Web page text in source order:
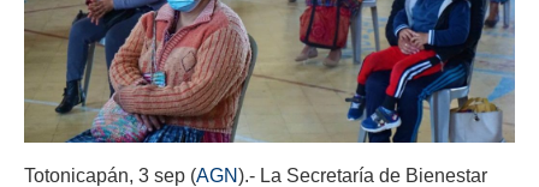
Totonicapán, 3 sep (AGN).- La Secretaría de Bienestar